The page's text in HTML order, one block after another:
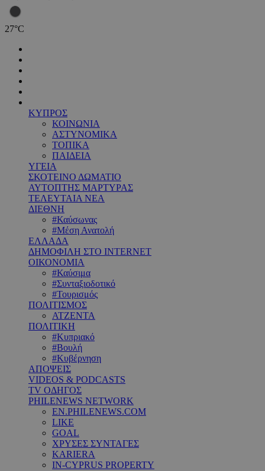
27°C
ΚΥΠΡΟΣ
ΚΟΙΝΩΝΙΑ
ΑΣΤΥΝΟΜΙΚΑ
ΤΟΠΙΚΑ
ΠΑΙΔΕΙΑ
ΥΓΕΙΑ
ΣΚΟΤΕΙΝΟ ΔΩΜΑΤΙΟ
ΑΥΤΟΠΤΗΣ ΜΑΡΤΥΡΑΣ
ΤΕΛΕΥΤΑΙΑ ΝΕΑ
ΔΙΕΘΝΗ
#Καύσωνας
#Μέση Ανατολή
ΕΛΛΑΔΑ
ΔΗΜΟΦΙΛΗ ΣΤΟ INTERNET
ΟΙΚΟΝΟΜΙΑ
#Καύσιμα
#Συνταξιοδοτικό
#Τουρισμός
ΠΟΛΙΤΙΣΜΟΣ
ΑΤΖΕΝΤΑ
ΠΟΛΙΤΙΚΗ
#Κυπριακό
#Βουλή
#Κυβέρνηση
ΑΠΟΨΕΙΣ
VIDEOS & PODCASTS
TV ΟΔΗΓΟΣ
PHILENEWS NETWORK
EN.PHILENEWS.COM
LIKE
GOAL
ΧΡΥΣΕΣ ΣΥΝΤΑΓΕΣ
KARIERA
IN-CYPRUS PROPERTY